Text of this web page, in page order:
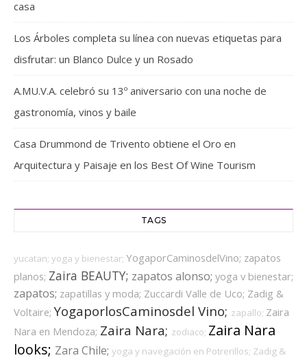
casa
Los Árboles completa su línea con nuevas etiquetas para
disfrutar: un Blanco Dulce y un Rosado
A.MU.V.A. celebró su 13º aniversario con una noche de
gastronomía, vinos y baile
Casa Drummond de Trivento obtiene el Oro en
Arquitectura y Paisaje en los Best Of Wine Tourism
TAGS
yucatan; yoga y bienestar; YogaporCaminosdelVino; zapatos
planos; Zaira BEAUTY; zapatos alonso; yoga v bienestar;
zapatos; zapatillas y moda; Zuccardi Valle de Uco; Zadig &
Voltaire;YogaporlosCaminosdel Vino; zapallo; Zaira
Nara en Mendoza; Zaira Nara; zodiaco; Zaira Nara
looks; Zara Chile; yoga y navegación en Potrerillos; Zadig &